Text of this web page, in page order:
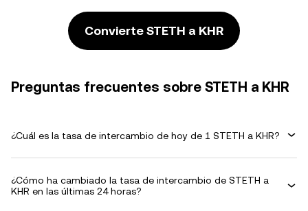
Convierte STETH a KHR
Preguntas frecuentes sobre STETH a KHR
¿Cuál es la tasa de intercambio de hoy de 1 STETH a KHR?
¿Cómo ha cambiado la tasa de intercambio de STETH a
KHR en las últimas 24 horas?